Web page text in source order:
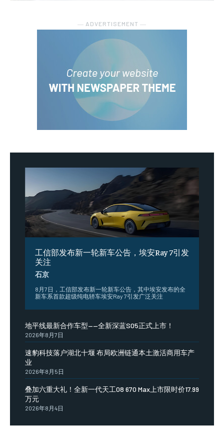
― ADVERTISEMENT ―
工信部发布新一轮新车公告，埃安Ray 7引发
关注
石京
8月7日，工信部发布新一轮新车公告，其中埃安发布的全
新车系首款超级纯电轿车埃安Ray 7引发广泛关注
地平线最新合作车型——全新深蓝S05正式上市！
2026年8月7日
速豹科技落户湖北十堰 布局欧洲链通本土激活商用车产
业
2026年8月5日
叠加六重大礼！全新一代天工08 670 Max上市限时价17.99
万元
2026年8月4日